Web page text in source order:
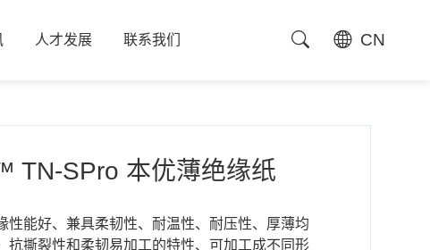
人才发展 联系我们 CN
TN-SPro 本优薄绝缘纸
性能好、兼具柔韧性、耐温性、耐压性、厚薄均
抗撕裂性和柔韧易加工的特性、可加工成不同形